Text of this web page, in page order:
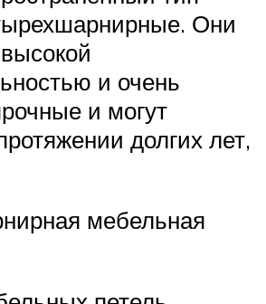
Они
и очень
и могут
долгих лет,
мебельная